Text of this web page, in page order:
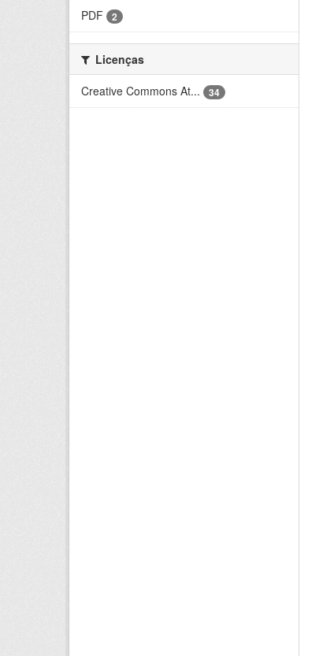
PDF 2
Licenças
Creative Commons At...
34